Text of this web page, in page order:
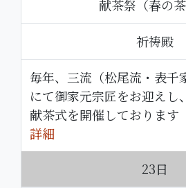
献茶祭（春の茶
祈祷殿
毎年、三流（松尾流・表千
にて御家元宗匠をお迎えし
献茶式を開催しております
詳細
23日